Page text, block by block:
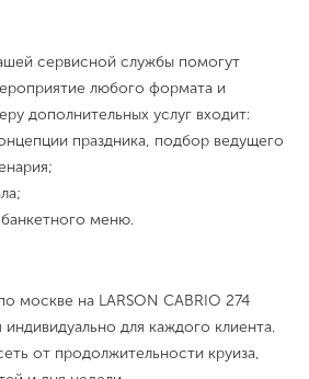
сервисной службы помогут
любого формата и
дополнительных услуг входит:
праздника, подбор ведущего
меню.
москве на LARSON CABRIO 274
индивидуально для каждого клиента.
от продолжительности круиза,